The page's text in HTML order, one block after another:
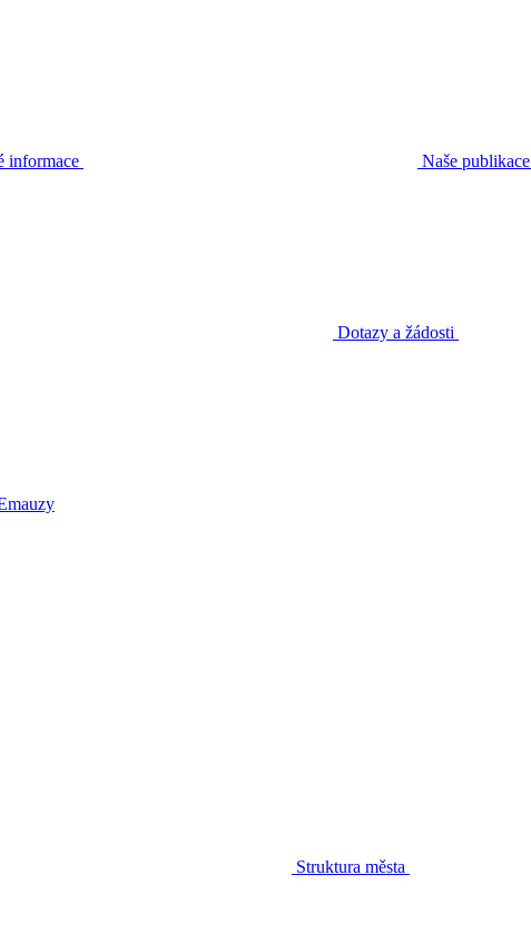
informace Naše publikace
Dotazy a žádosti
Struktura města